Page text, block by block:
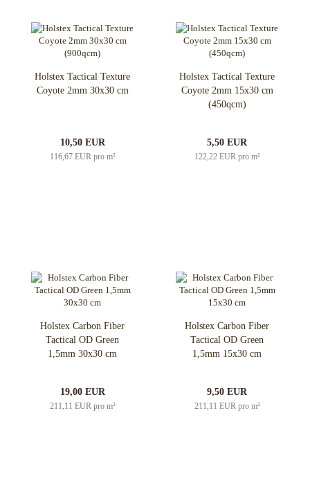
Holstex Tactical Texture
Coyote 2mm 30x30 cm
10,50 EUR
116,67 EUR pro m²
Holstex Tactical Texture
Coyote 2mm 15x30 cm
(450qcm)
5,50 EUR
122,22 EUR pro m²
Holstex Carbon Fiber
Tactical OD Green
1,5mm 30x30 cm
19,00 EUR
211,11 EUR pro m²
Holstex Carbon Fiber
Tactical OD Green
1,5mm 15x30 cm
9,50 EUR
211,11 EUR pro m²